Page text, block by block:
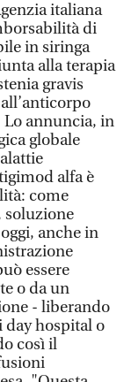
italiana
di
in siringa
alla terapia
gravis
Lo annuncia, in
globale
alfa è
come
soluzione
anche in
essere
o da un
- liberando
day hospital o
così il